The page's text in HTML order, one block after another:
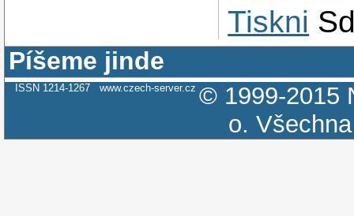
Tiskni
Píšeme jinde
ISSN 1214-1267 www.czech-server.cz © 1999-2015
o.